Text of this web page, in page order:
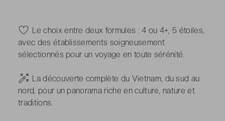
Le choix entre deux formules : 4 ou 4+, 5 étoiles,
avec des établissements soigneusement
sélectionnés pour un voyage en toute sérénité.
La découverte complète du Vietnam, du sud au
nord, pour un panorama riche en culture, nature et
traditions.